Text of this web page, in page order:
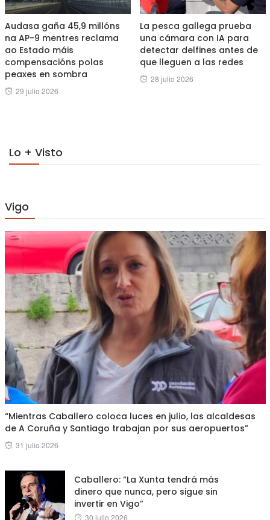
Audasa gaña 45,9 millóns
na AP-9 mentres reclama
ao Estado máis
compensacións polas
peaxes en sombra
Posted
29 julio 2026
La pesca gallega prueba
una cámara con IA para
detectar delfines antes de
que lleguen a las redes
Posted
28 julio 2026
Lo + Visto
Vigo
“Mientras Caballero coloca luces en julio, las alcaldesas
de A Coruña y Santiago trabajan por sus aeropuertos”
Posted
31 julio 2026
Caballero: “La Xunta tendrá más
dinero que nunca, pero sigue sin
invertir en Vigo”
Posted
30 julio 2026